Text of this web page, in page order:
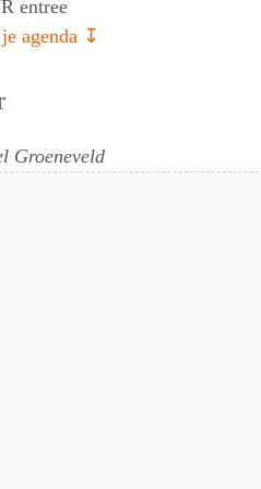
entree
agenda ↧
Groeneveld